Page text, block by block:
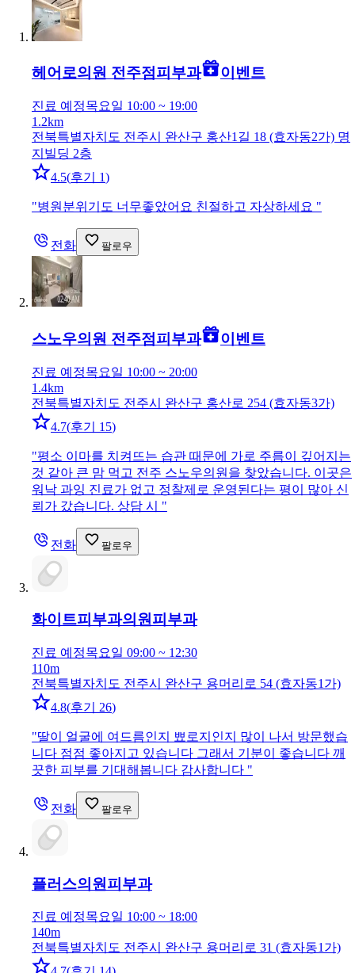
헤어로의원 전주점피부과 이벤트
진료 예정목요일 10:00 ~ 19:00
1.2km
전북특별자치도 전주시 완산구 홍산1길 18 (효자동2가) 명
지빌딩 2층
4.5(후기 1)
"병원분위기도 너무좋았어요 친절하고 자상하세요 "
전화 팔로우
스노우의원 전주점피부과 이벤트
진료 예정목요일 10:00 ~ 20:00
1.4km
전북특별자치도 전주시 완산구 홍산로 254 (효자동3가)
4.7(후기 15)
"평소 이마를 치켜뜨는 습관 때문에 가로 주름이 깊어지는
것 같아 큰 맘 먹고 전주 스노우의원을 찾았습니다. 이곳은
워낙 과잉 진료가 없고 정찰제로 운영된다는 평이 많아 신
뢰가 갔습니다. 상담 시 "
전화 팔로우
화이트피부과의원피부과
진료 예정목요일 09:00 ~ 12:30
110m
전북특별자치도 전주시 완산구 용머리로 54 (효자동1가)
4.8(후기 26)
"딸이 얼굴에 여드름인지 뾰로지인지 많이 나서 방문했습
니다 점점 좋아지고 있습니다 그래서 기분이 좋습니다 깨
끗한 피부를 기대해봅니다 감사합니다 "
전화 팔로우
플러스의원 피부과
진료 예정목요일 10:00 ~ 18:00
140m
전북특별자치도 전주시 완산구 용머리로 31 (효자동1가)